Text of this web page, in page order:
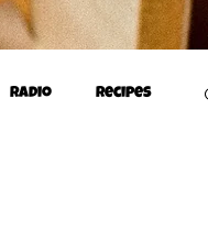
Radio Recipes